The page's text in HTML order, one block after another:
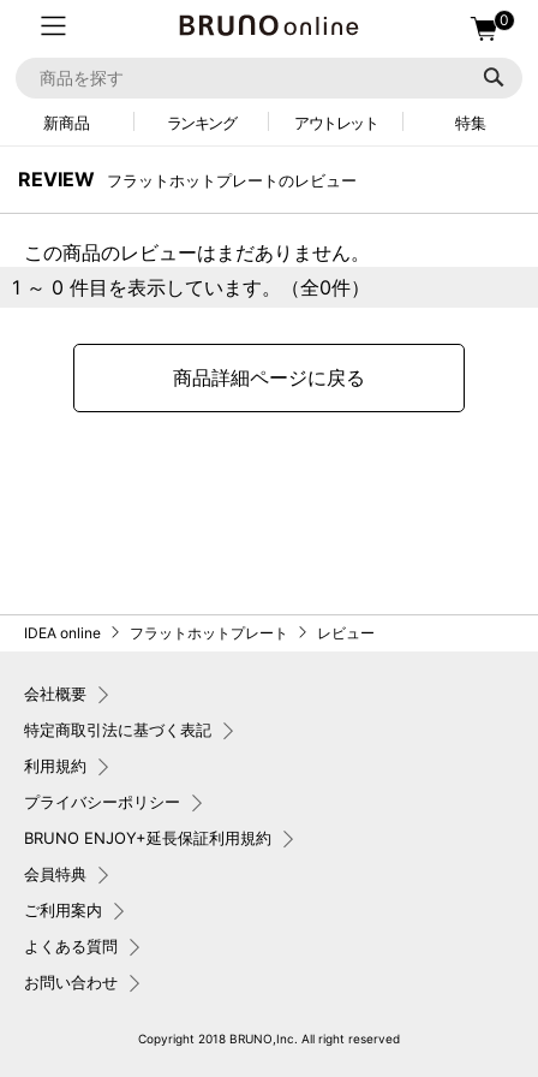
0
新商品 ランキング アウトレット 特集
REVIEW フラットホットプレートのレビュー
この商品のレビューはまだありません。
1 ～ 0 件目を表示しています。（全0件）
商品詳細ページに戻る
IDEA online フラットホットプレート レビュー
会社概要
特定商取引法に基づく表記
利用規約
プライバシーポリシー
BRUNO ENJOY+延長保証利用規約
会員特典
ご利用案内
よくある質問
お問い合わせ
Copyright 2018 BRUNO,Inc. All right reserved